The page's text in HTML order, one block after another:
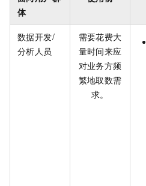
体
数据开发/
分析人员
需要花费大
量时间来应
对业务方频
繁地取数需
求。